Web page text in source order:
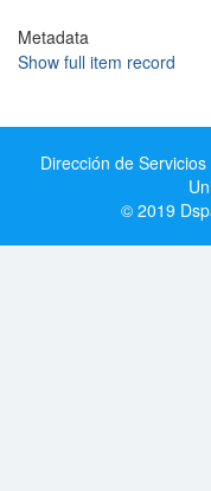
Metadata
Show full item record
Dirección de
© 2019